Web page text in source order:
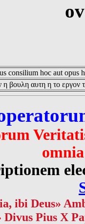
consilium hoc aut opus
βουλη αυτη η το εργον
ibi Deus»
Divus Pius X